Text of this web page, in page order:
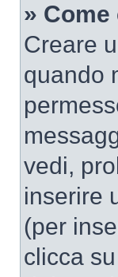
»
Creare
quando
vedi,
inserire
(per
clicca